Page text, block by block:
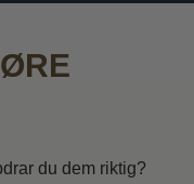
du dem riktig?